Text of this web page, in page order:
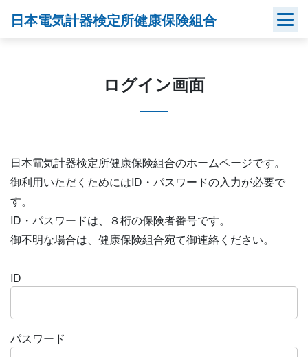
日本電気計器検定所健康保険組合
ログイン画面
日本電気計器検定所健康保険組合のホームページです。
御利用いただくためにはID・パスワードの入力が必要で
す。
ID・パスワードは、８桁の保険者番号です。
御不明な場合は、健康保険組合宛て御連絡ください。
ID
パスワード